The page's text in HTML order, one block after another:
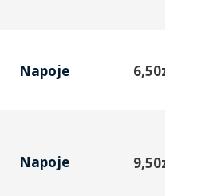
Napoje 6,50zł
Napoje 9,50zł